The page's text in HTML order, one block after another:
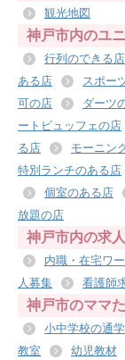
観光地図
神戸市内のユ
行列のできる店
ある店
スポー
可の店
ダーツ
ートビュッフェの店
る店
モーニン
特別ランチのある店
個室のある店
放題の店
神戸市内の求
内職・在宅ワ
人募集
看護師
神戸市のママ
小中学校の通
教室
幼児教材